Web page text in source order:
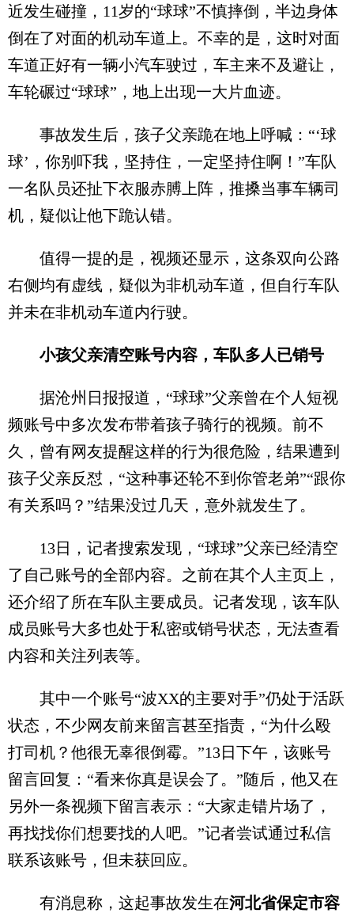
近发生碰撞，11岁的“球球”不慎摔倒，半边身体
倒在了对面的机动车道上。不幸的是，这时对面
车道正好有一辆小汽车驶过，车主来不及避让，
车轮碾过“球球”，地上出现一大片血迹。
事故发生后，孩子父亲跪在地上呼喊：“‘球
球’，你别吓我，坚持住，一定坚持住啊！”车队
一名队员还扯下衣服赤膊上阵，推搡当事车辆司
机，疑似让他下跪认错。
值得一提的是，视频还显示，这条双向公路
右侧均有虚线，疑似为非机动车道，但自行车队
并未在非机动车道内行驶。
小孩父亲清空账号内容，车队多人已销号
据沧州日报报道，“球球”父亲曾在个人短视
频账号中多次发布带着孩子骑行的视频。前不
久，曾有网友提醒这样的行为很危险，结果遭到
孩子父亲反怼，“这种事还轮不到你管老弟”“跟你
有关系吗？”结果没过几天，意外就发生了。
13日，记者搜索发现，“球球”父亲已经清空
了自己账号的全部内容。之前在其个人主页上，
还介绍了所在车队主要成员。记者发现，该车队
成员账号大多也处于私密或销号状态，无法查看
内容和关注列表等。
其中一个账号“波XX的主要对手”仍处于活跃
状态，不少网友前来留言甚至指责，“为什么殴
打司机？他很无辜很倒霉。”13日下午，该账号
留言回复：“看来你真是误会了。”随后，他又在
另外一条视频下留言表示：“大家走错片场了，
再找找你们想要找的人吧。”记者尝试通过私信
联系该账号，但未获回应。
有消息称，这起事故发生在河北省保定市容